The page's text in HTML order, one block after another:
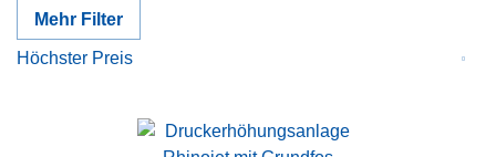
drehbar
Schnellkupplung ST45
1/4''
Waschbürste
Mehr Filter